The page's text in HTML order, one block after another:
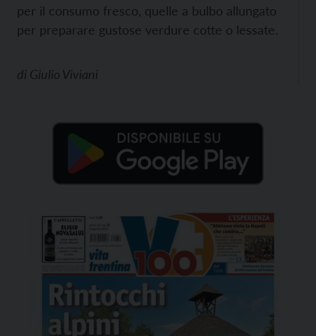
per il consumo fresco, quelle a bulbo allungato
per preparare gustose verdure cotte o lessate.
di Giulio Viviani